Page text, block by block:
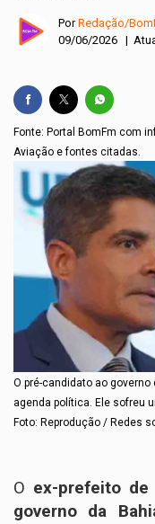
PorRedação/
09/06/2026 |
Fonte: Portal BomFm com
Aviação e fontes citadas.
O pré-candidato ao governo
agenda política. Ele sofreu
Foto: Reprodução / Redes
O ex-prefeito de
governo da